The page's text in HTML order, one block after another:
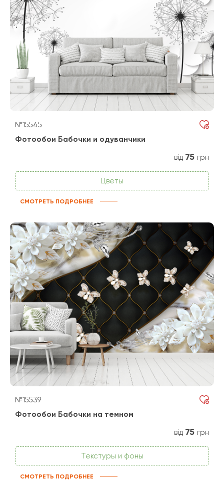
№15545
Фотообои Бабочки и одуванчики
від 75 грн
Цветы
СМОТРЕТЬ ПОДРОБНЕЕ
№15539
Фотообои Бабочки на темном
від 75 грн
Текстуры и фоны
СМОТРЕТЬ ПОДРОБНЕЕ